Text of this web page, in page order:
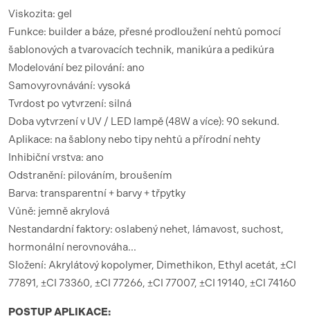
Viskozita: gel
Funkce: builder a báze, přesné prodloužení nehtů pomocí
šablonových a tvarovacích technik, manikúra a pedikúra
Modelování bez pilování: ano
Samovyrovnávání: vysoká
Tvrdost po vytvrzení: silná
Doba vytvrzení v UV / LED lampě (48W a více): 90 sekund.
Aplikace: na šablony nebo tipy nehtů a přírodní nehty
Inhibiční vrstva: ano
Odstranění: pilováním, broušením
Barva: transparentní + barvy + třpytky
Vůně: jemně akrylová
Nestandardní faktory: oslabený nehet, lámavost, suchost,
hormonální nerovnováha...
Složení: Akrylátový kopolymer, Dimethikon, Ethyl acetát, ±CI
77891, ±CI 73360, ±CI 77266, ±CI 77007, ±CI 19140, ±CI 74160
POSTUP APLIKACE: